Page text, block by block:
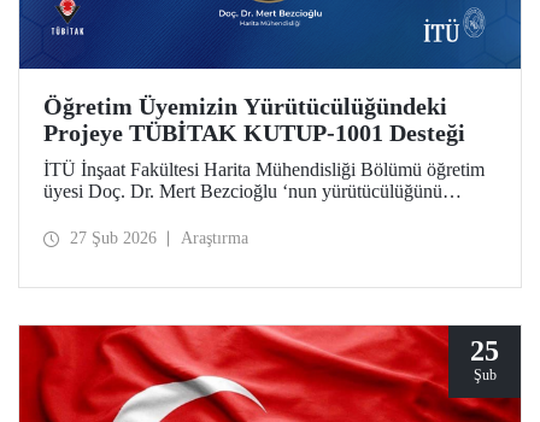
Öğretim Üyemizin Yürütücülüğündeki
Projeye TÜBİTAK KUTUP-1001 Desteği
İTÜ İnşaat Fakültesi Harita Mühendisliği Bölümü öğretim
üyesi Doç. Dr. Mert Bezcioğlu ‘nun yürütücülüğünü
Programı kapsamında desteğe değer görüldü.
27 Şub 2026 Araştırma
25
Şub